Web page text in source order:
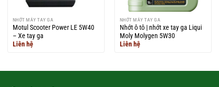
NHỚT MÁY TAY GA
Motul Scooter Power LE 5W40
– Xe tay ga
Liên hệ
NHỚT MÁY TAY GA
Nhớt ô tô | nhớt xe tay ga Liqui
Moly Molygen 5W30
Liên hệ